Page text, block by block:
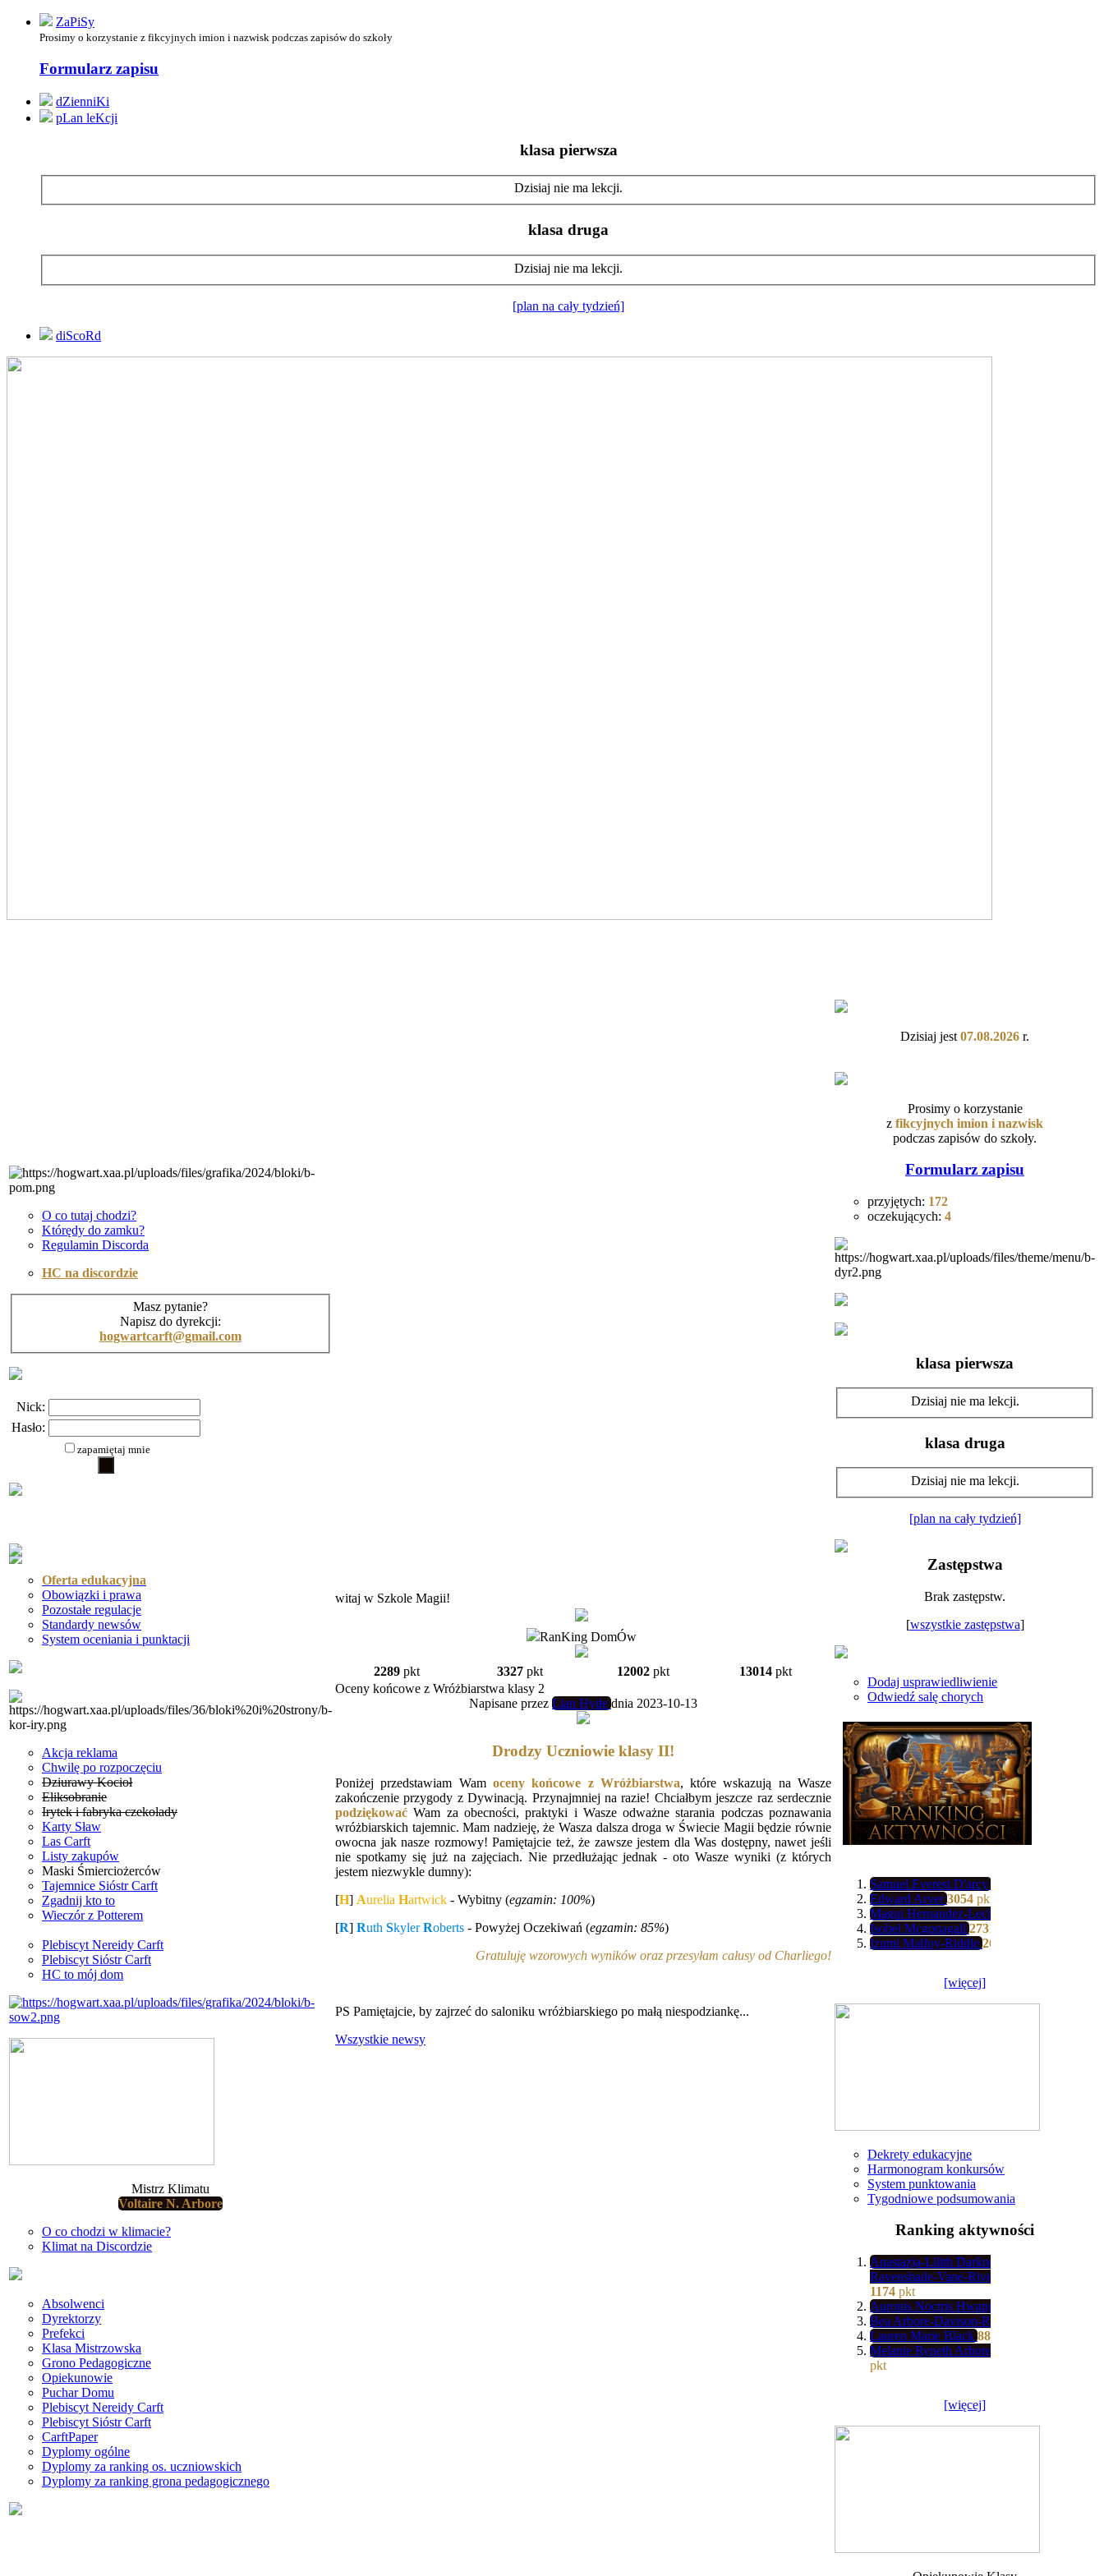
ZaPiSy
Prosimy o korzystanie z fikcyjnych imion i nazwisk podczas zapisów do szkoły
Formularz zapisu
dZienniKi
pLan leKcji
klasa pierwsza
Dzisiaj nie ma lekcji.
klasa druga
Dzisiaj nie ma lekcji.
[plan na cały tydzień]
diScoRd
O co tutaj chodzi?
Którędy do zamku?
Regulamin Discorda
HC na discordzie
Masz pytanie?
Napisz do dyrekcji:
hogwartcarft@gmail.com
Nick:
Hasło:
zapamiętaj mnie
Oferta edukacyjna
Obowiązki i prawa
Pozostałe regulacje
Standardy newsów
System oceniania i punktacji
Akcja reklama
Chwilę po rozpoczęciu
Dziurawy Kocioł
Eliksobranie
Irytek i fabryka czekolady
Karty Sław
Las Carft
Listy zakupów
Maski Śmierciożerców
Tajemnice Sióstr Carft
Zgadnij kto to
Wieczór z Potterem
Plebiscyt Nereidy Carft
Plebiscyt Sióstr Carft
HC to mój dom
Mistrz Klimatu
Voltaire N. Arbore
O co chodzi w klimacie?
Klimat na Discordzie
Absolwenci
Dyrektorzy
Prefekci
Klasa Mistrzowska
Grono Pedagogiczne
Opiekunowie
Puchar Domu
Plebiscyt Nereidy Carft
Plebiscyt Sióstr Carft
CarftPaper
Dyplomy ogólne
Dyplomy za ranking os. uczniowskich
Dyplomy za ranking grona pedagogicznego
witaj w Szkole Magii!
RanKing DomÓw
2289 pkt 3327 pkt 12002 pkt 13014 pkt
Oceny końcowe z Wróżbiarstwa klasy 2
Napisane przez Lian Hydednia 2023-10-13
Drodzy Uczniowie klasy II!
Poniżej przedstawiam Wam oceny końcowe z Wróżbiarstwa, które wskazują na Wasze
zakończenie przygody z Dywinacją. Przynajmniej na razie! Chciałbym jeszcze raz serdecznie
podziękować Wam za obecności, praktyki i Wasze odważne starania podczas poznawania
wróżbiarskich tajemnic. Mam nadzieję, że Wasza dalsza droga w Świecie Magii będzie równie
owocna jak nasze rozmowy! Pamiętajcie też, że zawsze jestem dla Was dostępny, nawet jeśli
nie spotkamy się już na zajęciach. Nie przedłużając jednak - oto Wasze wyniki (z których
jestem niezwykle dumny):
[H] Aurelia Hartwick - Wybitny (egzamin: 100%)
[R] Ruth SkylerRoberts - Powyżej Oczekiwań (egzamin: 85%)
Gratuluję wzorowych wyników oraz przesyłam całusy od Charliego!
PS Pamiętajcie, by zajrzeć do saloniku wróżbiarskiego po małą niespodziankę...
Wszystkie newsy
Dzisiaj jest 07.08.2026 r.
Prosimy o korzystanie
z fikcyjnych imion i nazwisk
podczas zapisów do szkoły.
Formularz zapisu
przyjętych: 172
oczekujących: 4
klasa pierwsza
Dzisiaj nie ma lekcji.
klasa druga
Dzisiaj nie ma lekcji.
[plan na cały tydzień]
Zastępstwa
Brak zastępstw.
[wszystkie zastępstwa]
Dodaj usprawiedliwienie
Odwiedź salę chorych
Samuel Everest D'arcy
Edward Arver3054 pkt
Magui Hernandez-Leclerc
Isobel Mcgonagall2731
Izumi Malfoy-Riddle2608
[więcej]
Dekrety edukacyjne
Harmonogram konkursów
System punktowania
Tygodniowe podsumowania
Ranking aktywności
Anastazja-Lilith Darkness-
Ravenshade-Vane-River-Valkorion
1174 pkt
Auronis Noctris Hwang
Bea Arbore-Davison-Rettop
Lauren Marie Black887
Melanie Ryneth Arbore-Wood
pkt
[więcej]